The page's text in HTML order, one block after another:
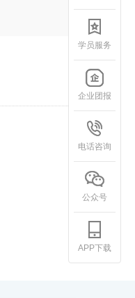
学员服务
企业团报
电话咨询
公众号
APP下载